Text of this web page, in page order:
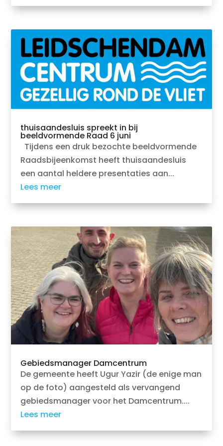
thuisaandesluis spreekt in bij
beeldvormende Raad 6 juni
Tijdens een druk bezochte beeldvormende
Raadsbijeenkomst heeft thuisaandesluis
een aantal heldere presentaties aan...
Lees meer
Gebiedsmanager Damcentrum
De gemeente heeft Ugur Yazir (de enige man
op de foto) aangesteld als vervangend
gebiedsmanager voor het Damcentrum....
Lees meer